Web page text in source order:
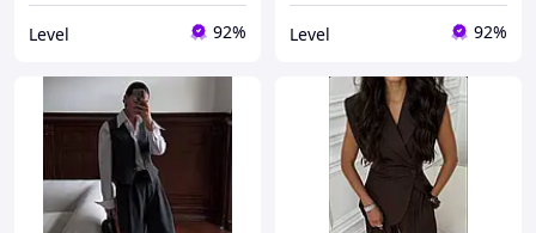
Level 92% Level 92%